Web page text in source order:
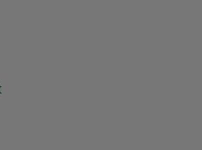
www.instagram.com/
www.facebook.com/
zu https://www.tiktok.com/
Link zu https://